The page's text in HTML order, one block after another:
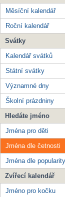
Měsíční kalendář
Roční kalendář
Svátky
Kalendář svátků
Státní svátky
Významné dny
Školní prázdniny
Hledáte jméno
Jména pro děti
Jména dle četnosti
Jména dle popularity
Zvířecí kalendář
Jméno pro kočku